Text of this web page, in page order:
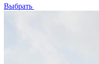
Выбрать